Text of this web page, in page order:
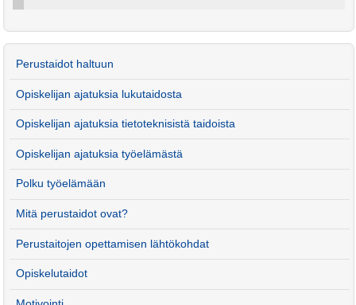
Perustaidot haltuun
Opiskelijan ajatuksia lukutaidosta
Opiskelijan ajatuksia tietoteknisistä taidoista
Opiskelijan ajatuksia työelämästä
Polku työelämään
Mitä perustaidot ovat?
Perustaitojen opettamisen lähtökohdat
Opiskelutaidot